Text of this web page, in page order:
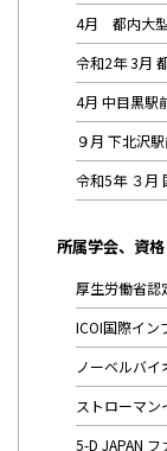
4月 都内大
令和2年 3月
4月 中目黒
９月 下北沢
令和5年 ３月
所属学会、資格
厚生労働省認
ICOI国際イン
ノーベルバ
ストローマ
5-D JAPAN